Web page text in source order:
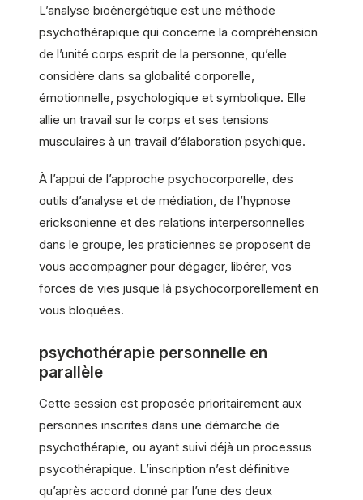
L’analyse bioénergétique est une méthode
psychothérapique qui concerne la compréhension
de l’unité corps esprit de la personne, qu’elle
considère dans sa globalité corporelle,
émotionnelle, psychologique et symbolique. Elle
allie un travail sur le corps et ses tensions
musculaires à un travail d’élaboration psychique.
À l’appui de l’approche psychocorporelle, des
outils d’analyse et de médiation, de l’hypnose
ericksonienne et des relations interpersonnelles
dans le groupe, les praticiennes se proposent de
vous accompagner pour dégager, libérer, vos
forces de vies jusque là psychocorporellement en
vous bloquées.
psychothérapie personnelle en
parallèle
Cette session est proposée prioritairement aux
personnes inscrites dans une démarche de
psychothérapie, ou ayant suivi déjà un processus
psycothérapique. L’inscription n’est définitive
qu’après accord donné par l’une des deux